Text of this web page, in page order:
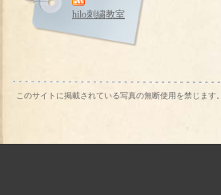
hilo刺繍教室
このサイトに掲載されている写真の無断使用を禁じます。